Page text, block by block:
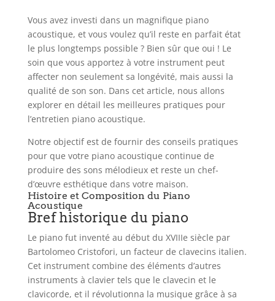
Vous avez investi dans un magnifique piano
acoustique, et vous voulez qu’il reste en parfait état
le plus longtemps possible ? Bien sûr que oui ! Le
soin que vous apportez à votre instrument peut
affecter non seulement sa longévité, mais aussi la
qualité de son son. Dans cet article, nous allons
explorer en détail les meilleures pratiques pour
l’entretien piano acoustique.
Notre objectif est de fournir des conseils pratiques
pour que votre piano acoustique continue de
produire des sons mélodieux et reste un chef-
d’œuvre esthétique dans votre maison.
Histoire et Composition du Piano
Acoustique
Bref historique du piano
Le piano fut inventé au début du XVIIIe siècle par
Bartolomeo Cristofori, un facteur de clavecins italien.
Cet instrument combine des éléments d’autres
instruments à clavier tels que le clavecin et le
clavicorde, et il révolutionna la musique grâce à sa